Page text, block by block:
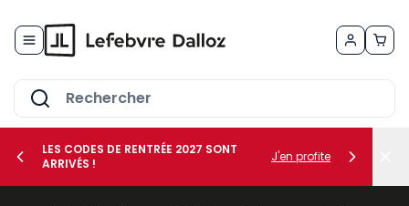
LES CODES DE RENTRÉE 2027 SONT
ARRIVÉS !
J'en profite